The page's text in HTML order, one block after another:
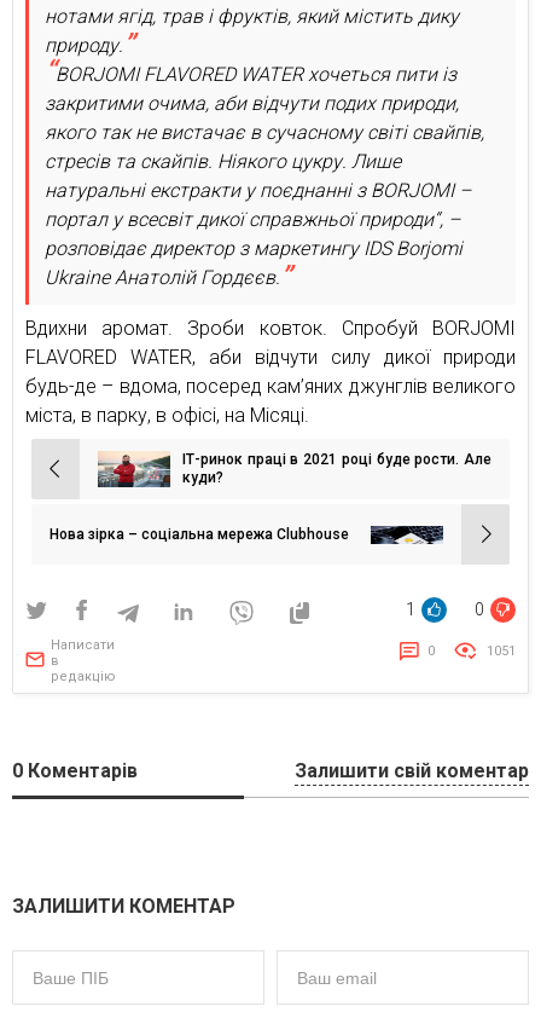
нотами ягід, трав і фруктів, який містить дику
природу.
BORJOMI FLAVORED WATER хочеться пити із
закритими очима, аби відчути подих природи,
якого так не вистачає в сучасному світі свайпів,
стресів та скайпів. Ніякого цукру. Лише
натуральні екстракти у поєднанні з BORJOMI –
портал у всесвіт дикої справжньої природи“, –
розповідає директор з маркетингу IDS Borjomi
Ukraine Анатолій Гордєєв.
Вдихни аромат. Зроби ковток. Спробуй BORJOMI
FLAVORED WATER, аби відчути силу дикої природи
будь-де – вдома, посеред кам’яних джунглів великого
міста, в парку, в офісі, на Місяці.
Навігація
записів
ІТ-ринок праці в 2021 році буде рости. Але
куди?
Нова зірка – соціальна мережа Clubhouse
1 0
Написати
в
редакцію
0 1051
0 Коментарів Залишити свій коментар
ЗАЛИШИТИ КОМЕНТАР